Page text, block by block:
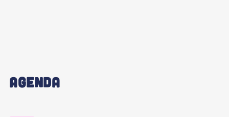
AGENDA